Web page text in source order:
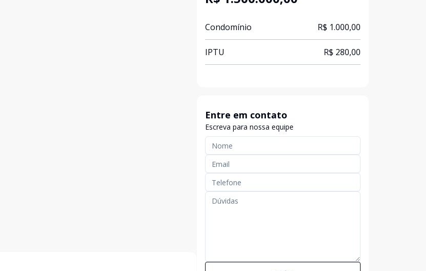
Condomínio R$ 1.000,00
IPTU R$ 280,00
Entre em contato
Escreva para nossa equipe